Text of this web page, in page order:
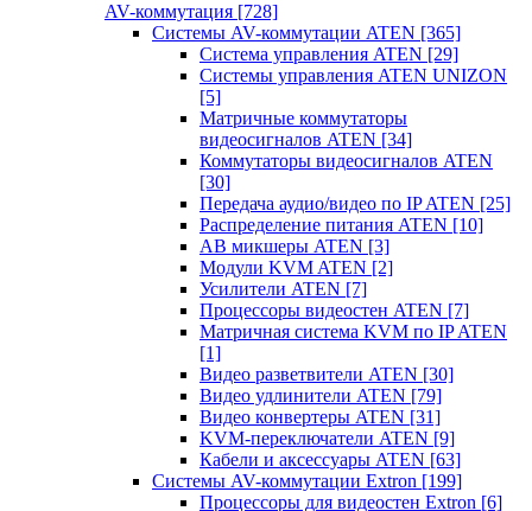
AV-коммутация [728]
Системы AV-коммутации ATEN [365]
Система управления ATEN [29]
Системы управления ATEN UNIZON
[5]
Матричные коммутаторы
видеосигналов ATEN [34]
Коммутаторы видеосигналов ATEN
[30]
Передача аудио/видео по IP ATEN [25]
Распределение питания ATEN [10]
АВ микшеры ATEN [3]
Модули KVM ATEN [2]
Усилители ATEN [7]
Процессоры видеостен ATEN [7]
Матричная система KVM по IP ATEN
[1]
Видео разветвители ATEN [30]
Видео удлинители ATEN [79]
Видео конвертеры ATEN [31]
KVM-переключатели ATEN [9]
Кабели и аксессуары ATEN [63]
Системы AV-коммутации Extron [199]
Процессоры для видеостен Extron [6]